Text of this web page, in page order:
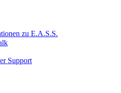
zu E.A.S.S.
Support